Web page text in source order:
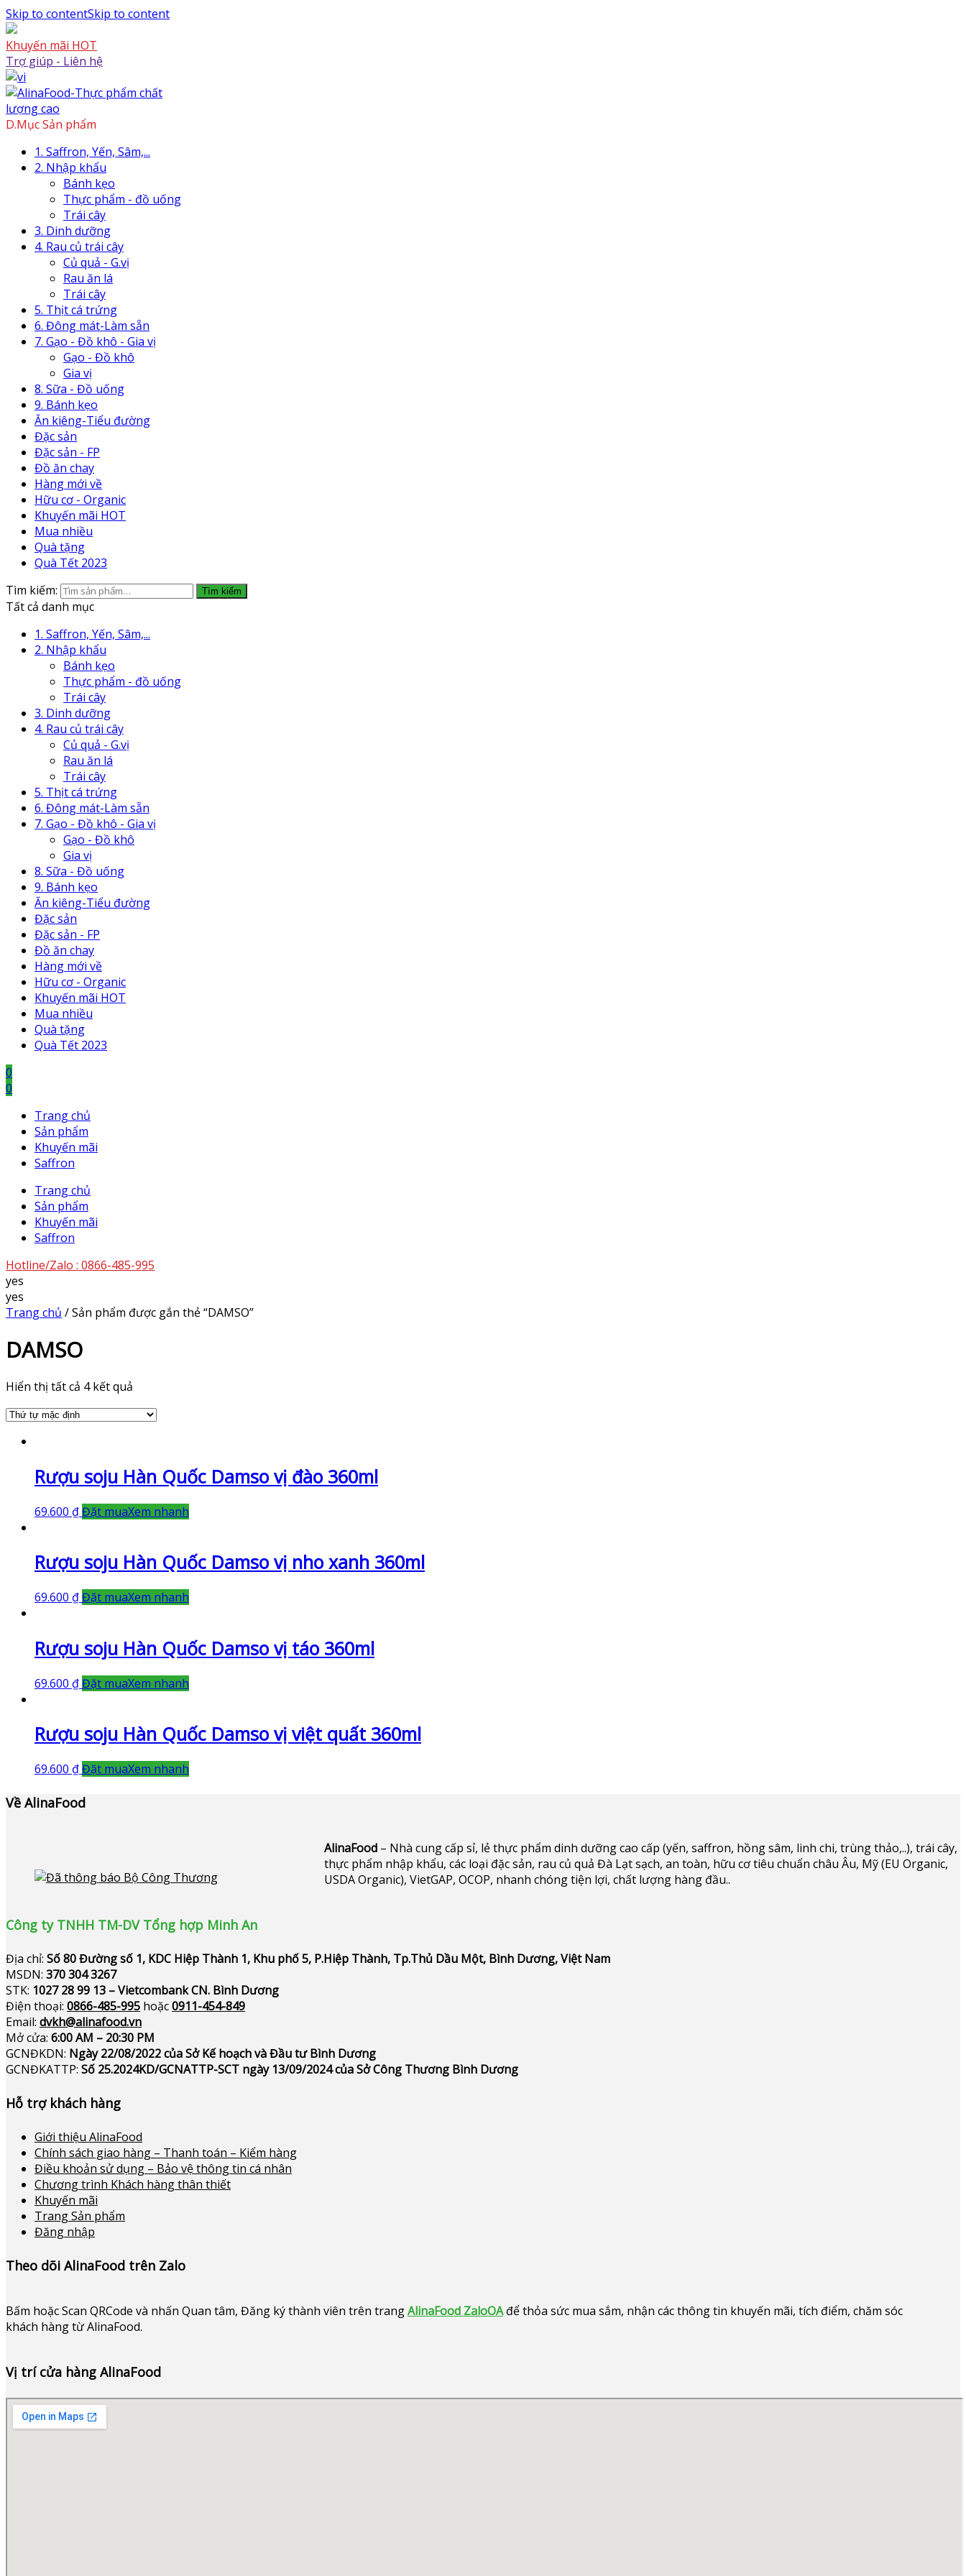
Skip to contentSkip to content
Khuyến mãi HOT
Trợ giúp - Liên hệ
D.Mục Sản phẩm
1. Saffron, Yến, Sâm,...
2. Nhập khẩu
Bánh kẹo
Thực phẩm - đồ uống
Trái cây
3. Dinh dưỡng
4. Rau củ trái cây
Củ quả - G.vị
Rau ăn lá
Trái cây
5. Thịt cá trứng
6. Đông mát-Làm sẵn
7. Gạo - Đồ khô - Gia vị
Gạo - Đồ khô
Gia vị
8. Sữa - Đồ uống
9. Bánh kẹo
Ăn kiêng-Tiểu đường
Đặc sản
Đặc sản - FP
Đồ ăn chay
Hàng mới về
Hữu cơ - Organic
Khuyến mãi HOT
Mua nhiều
Quà tặng
Quà Tết 2023
Tìm kiếm:
Tìm kiếm
Tất cả danh mục
1. Saffron, Yến, Sâm,...
2. Nhập khẩu
Bánh kẹo
Thực phẩm - đồ uống
Trái cây
3. Dinh dưỡng
4. Rau củ trái cây
Củ quả - G.vị
Rau ăn lá
Trái cây
5. Thịt cá trứng
6. Đông mát-Làm sẵn
7. Gạo - Đồ khô - Gia vị
Gạo - Đồ khô
Gia vị
8. Sữa - Đồ uống
9. Bánh kẹo
Ăn kiêng-Tiểu đường
Đặc sản
Đặc sản - FP
Đồ ăn chay
Hàng mới về
Hữu cơ - Organic
Khuyến mãi HOT
Mua nhiều
Quà tặng
Quà Tết 2023
0
0
Trang chủ
Sản phẩm
Khuyến mãi
Saffron
Trang chủ
Sản phẩm
Khuyến mãi
Saffron
Hotline/Zalo : 0866-485-995
yes
yes
Trang chủ / Sản phẩm được gắn thẻ “DAMSO”
DAMSO
Hiển thị tất cả 4 kết quả
Rượu soju Hàn Quốc Damso vị đào 360ml
69.600 ₫Đặt muaXem nhanh
Rượu soju Hàn Quốc Damso vị nho xanh 360ml
69.600 ₫Đặt muaXem nhanh
Rượu soju Hàn Quốc Damso vị táo 360ml
69.600 ₫Đặt muaXem nhanh
Rượu soju Hàn Quốc Damso vị việt quất 360ml
69.600 ₫Đặt muaXem nhanh
Về AlinaFood
AlinaFood– Nhà cung cấp sỉ, lẻ thực phẩm dinh dưỡng cao cấp (yến, saffron, hồng sâm, linh chi, trùng thảo,..), trái cây,
thực phẩm nhập khẩu, các loại đặc sản, rau củ quả Đà Lạt sạch, an toàn, hữu cơ tiêu chuẩn châu Âu, Mỹ (EU Organic,
USDA Organic), VietGAP, OCOP, nhanh chóng tiện lợi, chất lượng hàng đầu..
Công ty TNHH TM-DV Tổng hợp Minh An
Địa chỉ: Số 80 Đường số 1, KDC Hiệp Thành 1, Khu phố 5, P.Hiệp Thành, Tp.Thủ Dầu Một, Bình Dương, Việt Nam
MSDN: 370 304 3267
STK: 1027 28 99 13 – Vietcombank CN. Bình Dương
Điện thoại: 0866-485-995 hoặc0911-454-849
Email: dvkh@alinafood.vn
Mở cửa: 6:00 AM – 20:30 PM
GCNĐKDN: Ngày 22/08/2022 của Sở Kế hoạch và Đầu tư Bình Dương
GCNĐKATTP: Số 25.2024KD/GCNATTP-SCT ngày 13/09/2024 của Sở Công Thương Bình Dương
Hỗ trợ khách hàng
Giới thiệu AlinaFood
Chính sách giao hàng – Thanh toán – Kiểm hàng
Điều khoản sử dụng – Bảo vệ thông tin cá nhân
Chương trình Khách hàng thân thiết
Khuyến mãi
Trang Sản phẩm
Đăng nhập
Theo dõi AlinaFood trên Zalo
Bấm hoặcScan QRCode và nhấn Quan tâm, Đăng ký thành viên trên trangAlinaFood ZaloOAđể thỏa sức mua sắm, nhận các thông tin khuyến mãi, tích điểm, chăm sóc
khách hàng từ AlinaFood.
Vị trí cửa hàng AlinaFood